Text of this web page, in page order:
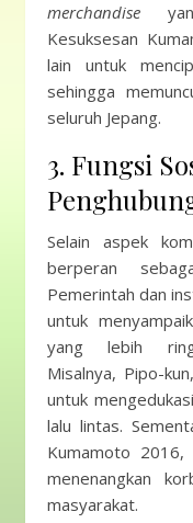
merchandise
Kesuksesan
lain untuk
sehingga
seluruh Jepang.
3. Fungsi
Selain aspek
berperan
Pemerintah dan
untuk
yang lebih
Misalnya, Pipo-
untuk
lalu lintas.
Kumamoto 2016,
menenangkan
masyarakat.